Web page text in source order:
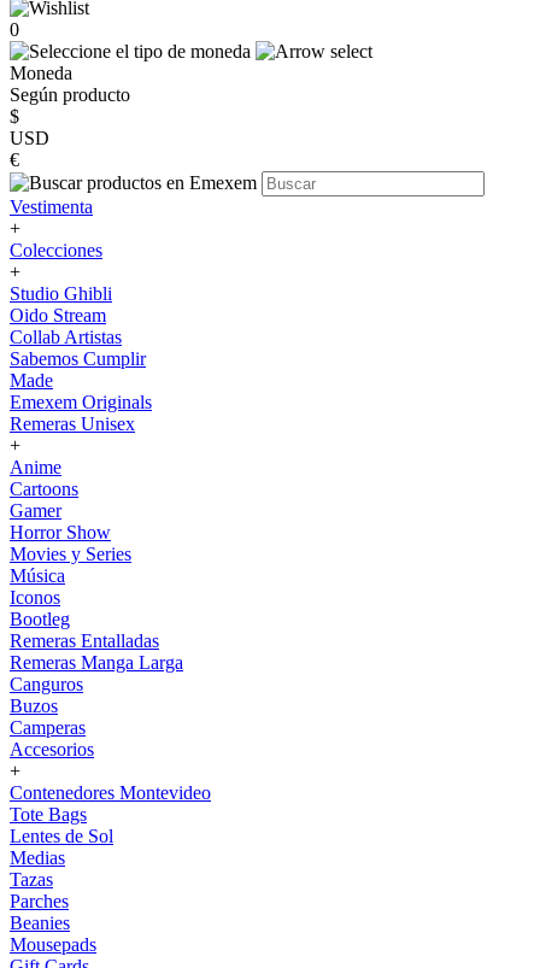
0
Moneda
Según producto
$
USD
€
Vestimenta
+
Colecciones
+
Studio Ghibli
Oido Stream
Collab Artistas
Sabemos Cumplir
Made
Emexem Originals
Remeras Unisex
+
Anime
Cartoons
Gamer
Horror Show
Movies y Series
Música
Iconos
Bootleg
Remeras Entalladas
Remeras Manga Larga
Canguros
Buzos
Camperas
Accesorios
+
Contenedores Montevideo
Tote Bags
Lentes de Sol
Medias
Tazas
Parches
Beanies
Mousepads